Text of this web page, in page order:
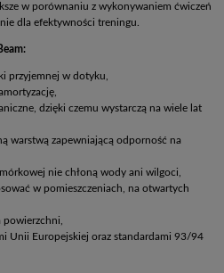
w porównaniu z wykonywaniem ćwiczeń
dla efektywności treningu.
przyjemnej w dotyku,
dzięki czemu wystarczą na wiele lat
warstwą zapewniającą odporność na
nie chłoną wody ani wilgoci,
w pomieszczeniach, na otwartych
powierzchni,
Unii Europejskiej oraz standardami 93/94